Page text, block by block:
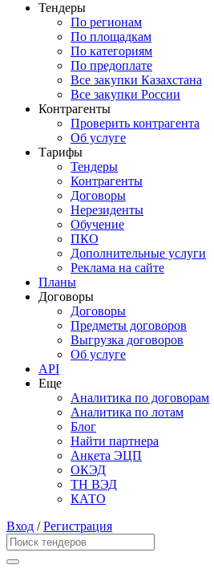
Тендеры
По регионам
По площадкам
По категориям
По предоплате
Все закупки Казахстана
Все закупки России
Контрагенты
Проверить контрагента
Об услуге
Тарифы
Тендеры
Контрагенты
Договоры
Нерезиденты
Обучение
ПКО
Дополнительные услуги
Реклама на сайте
Планы
Договоры
Договоры
Предметы договоров
Выгрузка договоров
Об услуге
API
Еще
Аналитика по договорам
Аналитика по лотам
Блог
Найти партнера
Анкета ЭЦП
ОКЭД
ТН ВЭД
КАТО
Вход /Регистрация